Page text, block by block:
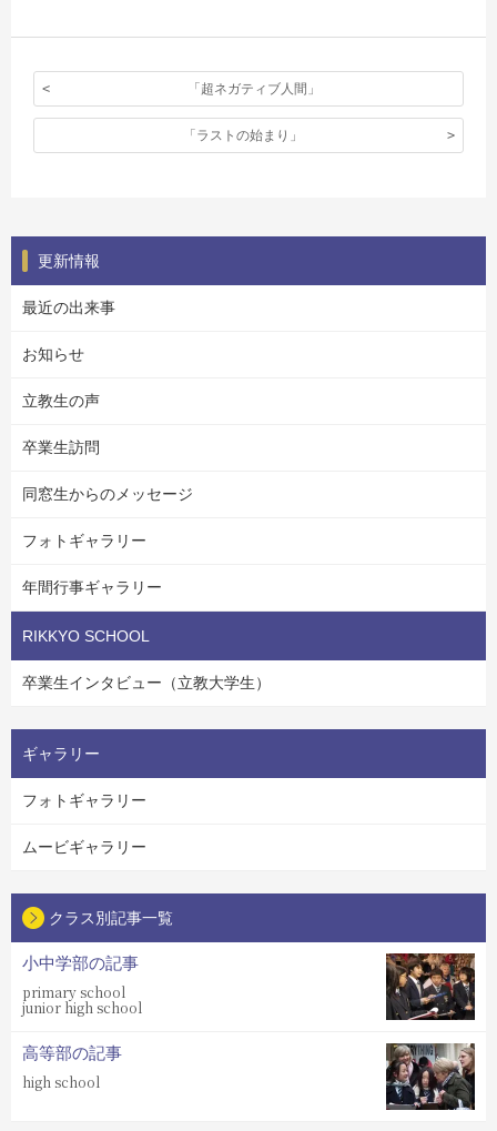
「超ネガティブ人間」
「ラストの始まり」
更新情報
最近の出来事
お知らせ
立教生の声
卒業生訪問
同窓生からのメッセージ
フォトギャラリー
年間行事ギャラリー
RIKKYO SCHOOL
卒業生インタビュー（立教大学生）
ギャラリー
フォトギャラリー
ムービギャラリー
クラス別記事一覧
小中学部の記事
primary school
junior high school
高等部の記事
high school